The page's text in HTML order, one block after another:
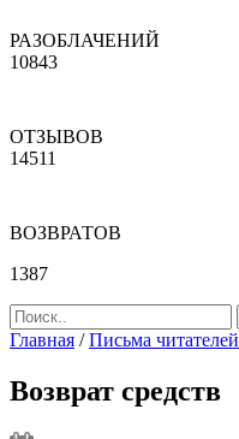
РАЗОБЛАЧЕНИЙ
10843
ОТЗЫВОВ
14511
ВОЗВРАТОВ
1387
Главная /Письма читателей
Возврат средств